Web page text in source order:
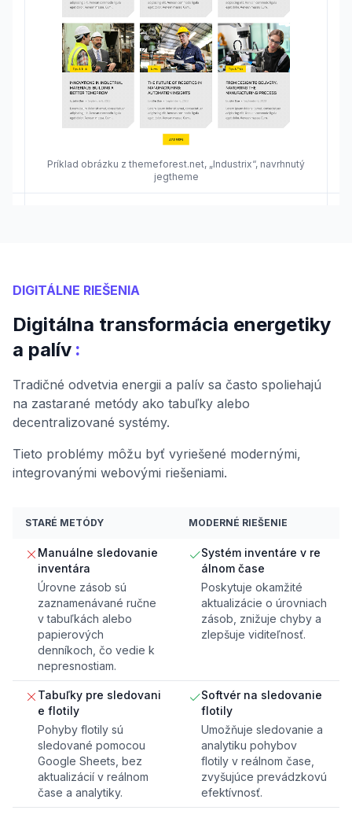
Príklad obrázku z themeforest.net, „Industrix“, navrhnutý
jegtheme
DIGITÁLNE RIEŠENIA
Digitálna transformácia energetiky
a palív :
Tradičné odvetvia energii a palív sa často spoliehajú
na zastarané metódy ako tabuľky alebo
decentralizované systémy.
Tieto problémy môžu byť vyriešené modernými,
integrovanými webovými riešeniami.
STARÉ METÓDY MODERNÉ RIEŠENIE
Manuálne sledovanie
inventára
Úrovne zásob sú
zaznamenávané ručne
v tabuľkách alebo
papierových
denníkoch, čo vedie k
nepresnostiam.
Systém inventáre v re
álnom čase
Poskytuje okamžité
aktualizácie o úrovniach
zásob, znižuje chyby a
zlepšuje viditeľnosť.
Tabuľky pre sledovani
e flotily
Pohyby flotily sú
sledované pomocou
Google Sheets, bez
aktualizácií v reálnom
čase a analytiky.
Softvér na sledovanie
flotily
Umožňuje sledovanie a
analytiku pohybov
flotily v reálnom čase,
zvyšujúce prevádzkovú
efektívnosť.